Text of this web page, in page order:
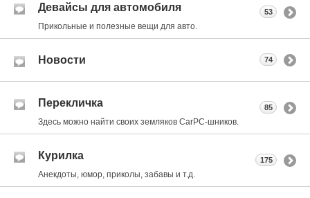
Девайсы для автомобиля
Прикольные и полезные вещи для авто.
53
Новости 74
Перекличка
Здесь можно найти своих земляков CarPC-шников.
85
Курилка
Анекдоты, юмор, приколы, забавы и т.д.
175